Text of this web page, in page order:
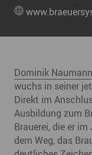
Dominik Naumann
wuchs in seiner
Direkt im
Ausbildung zum
Brauerei, die er
dem Weg, das